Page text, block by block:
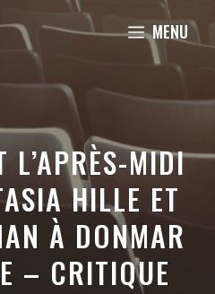
MENU
L’APRÈS-MIDI
HILLE ET
À DONMAR
– CRITIQUE